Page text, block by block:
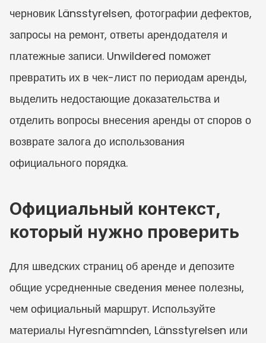
черновик Länsstyrelsen, фотографии дефектов,
запросы на ремонт, ответы арендодателя и
платежные записи. Unwildered поможет
превратить их в чек-лист по периодам аренды,
выделить недостающие доказательства и
отделить вопросы внесения аренды от споров о
возврате залога до использования
официального порядка.
Официальный контекст,
который нужно проверить
Для шведских страниц об аренде и депозите
общие усредненные сведения менее полезны,
чем официальный маршрут. Используйте
материалы Hyresnämnden, Länsstyrelsen или